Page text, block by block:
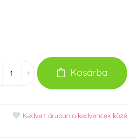
+ Kosárba
Kedvelt áruban a kedvencek közé